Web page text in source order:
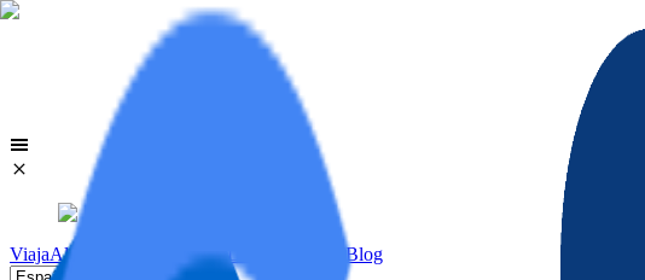
ViajaAlojamientos ViviendasLicencias VUT Blog